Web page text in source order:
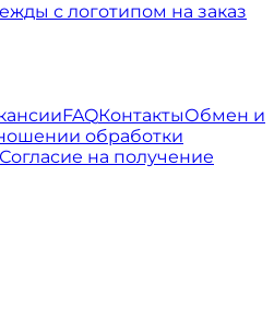
с логотипом на заказ
FAQКонтактыОбмен и
обработки
Согласие на получение